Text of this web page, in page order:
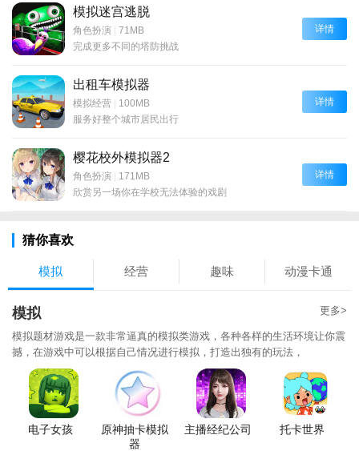
模拟迷宫逃脱
角色扮演 | 71MB
完成更多不同的塔防挑战
详情
出租车模拟器
模拟经营 | 100MB
服务好整个城市居民出行
详情
樱花校外模拟器2
角色扮演 | 171MB
欣赏另一场你在学校无法体验的戏剧
详情
猜你喜欢
模拟 经营 趣味 动漫卡通
模拟 更多>
模拟题材游戏是一款非常逼真的模拟类游戏，各种各样的生活环境让你震
撼，在游戏中可以根据自己情况进行模拟，打造出独有的玩法，
电子女孩
原神抽卡模拟
器
主播经纪公司 托卡世界